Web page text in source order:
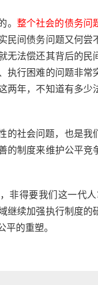
整个社会的债务问
民间债务问题又何
无法偿还其背后的
执行困难的问题非常
两年，不知道有多
的社会问题，也是
的制度来维护公平
非得要我们这一代
继续加强执行制度
的重塑。